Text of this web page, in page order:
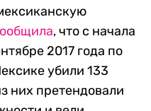
, что с начала
2017 года по
убили 133
них претендовали